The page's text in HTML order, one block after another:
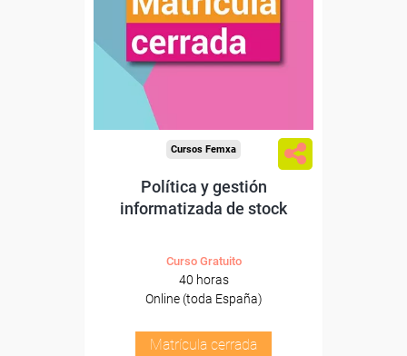
Cursos Femxa
Política y gestión
informatizada de stock
Curso Gratuito
40 horas
Online (toda España)
Matrícula cerrada